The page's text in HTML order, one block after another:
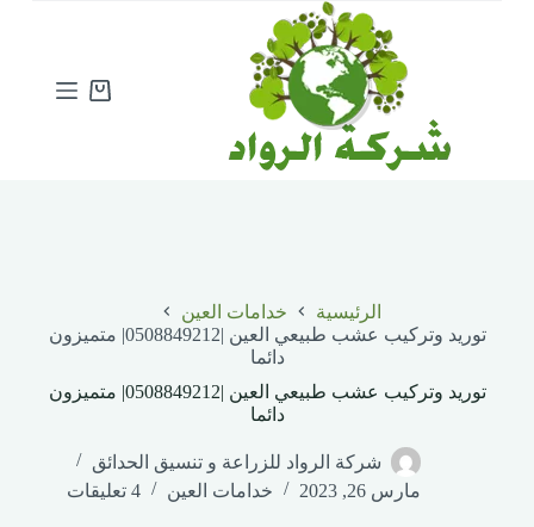
Shopping
الرئيسية
خدامات العين
توريد وتركيب عشب طبيعي العين |0508849212| متميزون
دائما
توريد وتركيب عشب طبيعي العين |0508849212| متميزون
دائما
شركة الرواد للزراعة و تنسيق الحدائق
مارس 26, 2023
خدامات العين 4 تعليقات